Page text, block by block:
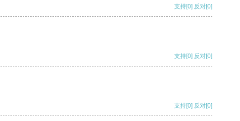
支持[0] 反对[0]
支持[0] 反对[0]
支持[0] 反对[0]